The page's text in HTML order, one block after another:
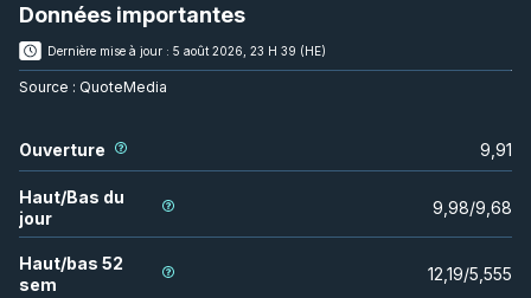
Données importantes
Dernière mise à jour : 5 août 2026, 23 H 39 (HE)
Source : QuoteMedia
Ouverture 9,91
Haut/Bas du
jour
9,98/9,68
Haut/bas 52
sem
12,19/5,555